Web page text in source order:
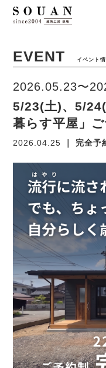
EVENT イベント
2026.05.23〜
5/23(土)、5/
暮らす平屋」
2026.04.25 ｜ 完全